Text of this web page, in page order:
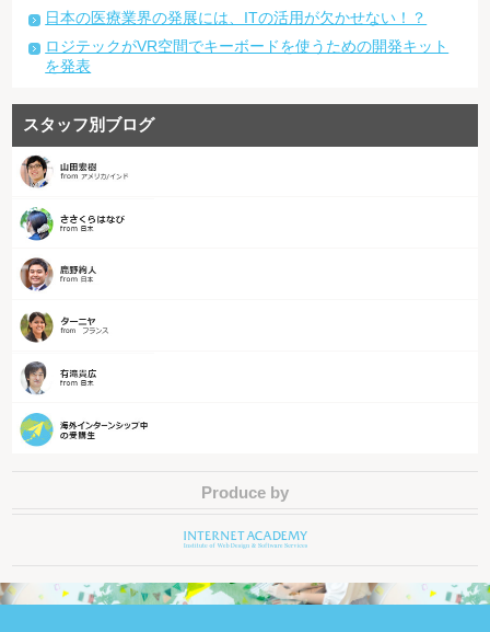
日本の医療業界の発展には、ITの活用が欠かせない！？
ロジテックがVR空間でキーボードを使うための開発キット
を発表
スタッフ別ブログ
Produce by